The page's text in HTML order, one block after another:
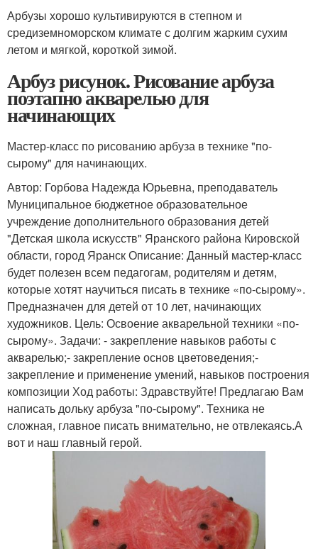
Арбузы хорошо культивируются в степном и
средиземноморском климате с долгим жарким сухим
летом и мягкой, короткой зимой.
Арбуз рисунок. Рисование арбуза
поэтапно акварелью для
начинающих
Мастер-класс по рисованию арбуза в технике "по-
сырому" для начинающих.
Автор: Горбова Надежда Юрьевна, преподаватель
Муниципальное бюджетное образовательное
учреждение дополнительного образования детей
"Детская школа искусств" Яранского района Кировской
области, город Яранск Описание: Данный мастер-класс
будет полезен всем педагогам, родителям и детям,
которые хотят научиться писать в технике «по-сырому».
Предназначен для детей от 10 лет, начинающих
художников. Цель: Освоение акварельной техники «по-
сырому». Задачи: - закрепление навыков работы с
акварелью;- закрепление основ цветоведения;-
закрепление и применение умений, навыков построения
композиции Ход работы: Здравствуйте! Предлагаю Вам
написать дольку арбуза "по-сырому". Техника не
сложная, главное писать внимательно, не отвлекаясь.А
вот и наш главный герой.